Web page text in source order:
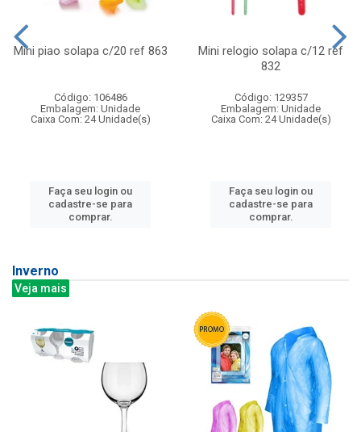
Mini piao solapa c/20 ref 863
Código: 106486
Embalagem: Unidade
Caixa Com: 24 Unidade(s)
Faça seu login ou
cadastre-se para
comprar.
Mini relogio solapa c/12 ref
832
Código: 129357
Embalagem: Unidade
Caixa Com: 24 Unidade(s)
Faça seu login ou
cadastre-se para
comprar.
Inverno
Veja mais